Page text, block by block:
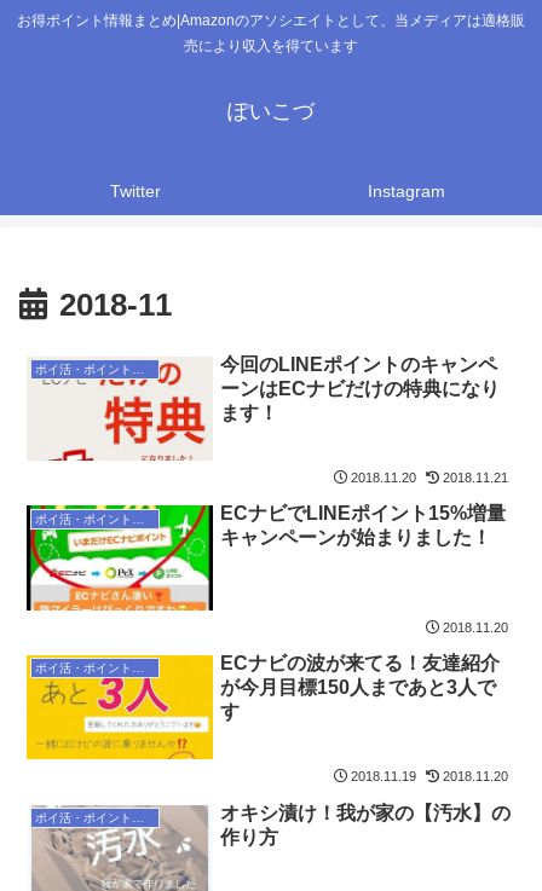
お得ポイント情報まとめ|Amazonのアソシエイトとして、当メディアは適格販
売により収入を得ています
ぽいこづ
Twitter Instagram
2018-11
今回のLINEポイントのキャンペ
ーンはECナビだけの特典になり
ます！
2018.11.20 2018.11.21
ECナビでLINEポイント15%増量
キャンペーンが始まりました！
2018.11.20
ポイ活・ポイントサイト
ECナビの波が来てる！友達紹介
が今月目標150人まであと3人で
す
2018.11.19 2018.11.20
オキシ漬け！我が家の【汚水】の
作り方